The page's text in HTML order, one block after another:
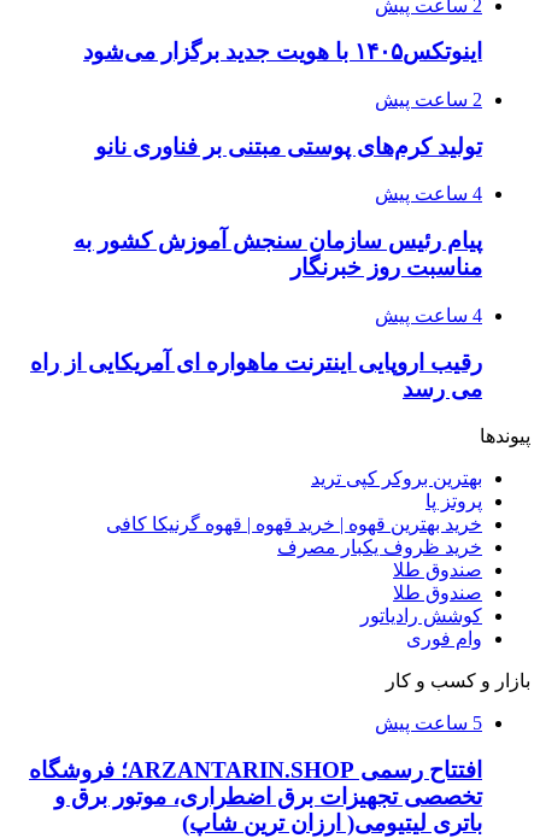
2 ساعت پیش
اینوتکس۱۴۰۵ با هویت جدید برگزار می‌شود
2 ساعت پیش
تولید کرم‌های پوستی مبتنی بر فناوری نانو
4 ساعت پیش
پیام رئیس سازمان سنجش آموزش کشور به
مناسبت روز خبرنگار
4 ساعت پیش
رقیب اروپایی اینترنت ماهواره ای آمریکایی از راه
می رسد
پیوندها
بهترین بروکر کپی ترید
پروتز پا
خرید بهترین قهوه | خرید قهوه | قهوه گرنیکا کافی
خرید ظروف یکبار مصرف
صندوق طلا
صندوق طلا
کوشش رادیاتور
وام فوری
بازار و کسب و کار
5 ساعت پیش
افتتاح رسمی ARZANTARIN.SHOP؛ فروشگاه
تخصصی تجهیزات برق اضطراری، موتور برق و
باتری لیتیومی( ارزان ترین شاپ)